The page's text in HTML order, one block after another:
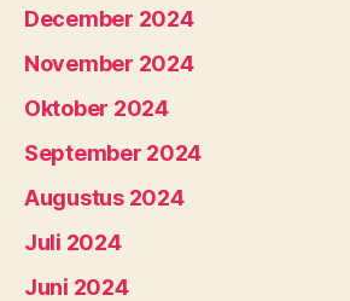
December 2024
November 2024
Oktober 2024
September 2024
Augustus 2024
Juli 2024
Juni 2024